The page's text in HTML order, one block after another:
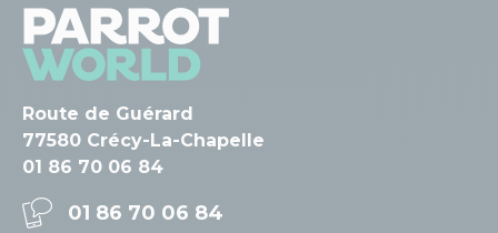
Route de Guérard
77580 Crécy-La-Chapelle
01 86 70 06 84
01 86 70 06 84